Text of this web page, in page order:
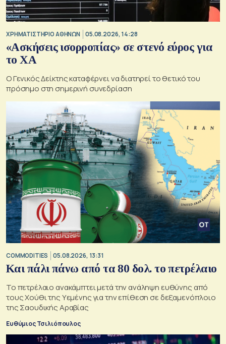
XΡΗΜΑΤΙΣΤΗΡΙΟ ΑΘΗΝΩΝ 05.08.2026, 14:28
«Ασκήσεις ισορροπίας» σε στενό εύρος για
το ΧΑ
O Γενικός Δείκτης καταφέρνει να διατηρεί το θετικό του
πρόσημο στη σημερινή συνεδρίαση
COMMODITIES 05.08.2026, 13:31
Και πάλι πάνω από τα 80 δολ. το πετρέλαιο
Το πετρέλαιο ανακάμπτει μετά την ανάληψη ευθύνης από
τους Χούθι της Υεμένης για την επίθεση σε δεξαμενόπλοιο
της Σαουδικής Αραβίας
Ευθύμιος Τσιλιόπουλος